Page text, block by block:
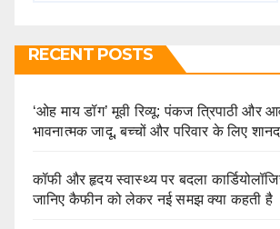
RECENT POSTS
‘ओह माय डॉग’ मूवी रिव्यू: पंकज त्रिपाठी और
भावनात्मक जादू, बच्चों और परिवार के लिए
कॉफी और हृदय स्वास्थ्य पर बदला
जानिए कैफीन को लेकर नई समझ क्या कहती है